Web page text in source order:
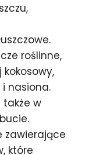
roślinne,
kokosowy,
i nasiona.
także w
zawierające
które